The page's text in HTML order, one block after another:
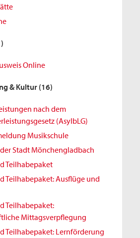
Online
& Kultur (16)
nach dem
(AsylbLG)
Musikschule
Stadt Mönchengladbach
Teilhabepaket
Teilhabepaket: Ausflüge und
Teilhabepaket:
Mittagsverpflegung
Teilhabepaket: Lernförderung